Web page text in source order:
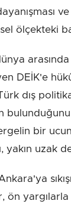
ölçekteki
DEİK'e
dış
bulunduğunu
bir
yakın uzak
ön